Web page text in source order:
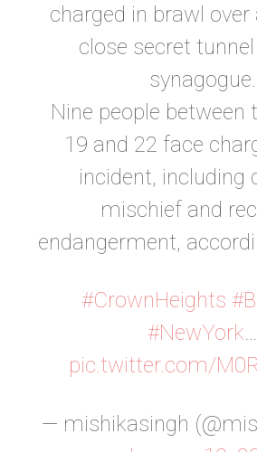
charged in brawl
close secret
synagogue.
Nine people between
19 and 22 face
incident, including
mischief and
endangerment,
#CrownHeights
#NewYork…
pic.twitter.com/
— mishikasingh